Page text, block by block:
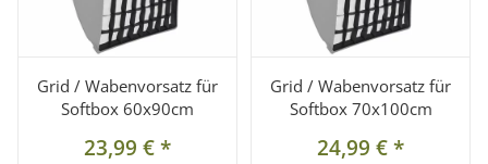
Grid / Wabenvorsatz für
Softbox 60x90cm
23,99 €*
Grid / Wabenvorsatz für
Softbox 70x100cm
24,99 €*